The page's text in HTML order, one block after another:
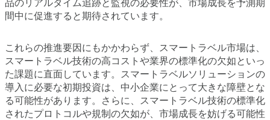
品のリアルタイム追跡と監視の必要性が、市場成長を予測期
間中に促進すると期待されています。
これらの推進要因にもかかわらず、スマートラベル市場は、
スマートラベル技術の高コストや業界の標準化の欠如といっ
た課題に直面しています。スマートラベルソリューションの
導入に必要な初期投資は、中小企業にとって大きな障壁とな
る可能性があります。さらに、スマートラベル技術の標準化
されたプロトコルや規制の欠如が、市場成長を妨げる可能性